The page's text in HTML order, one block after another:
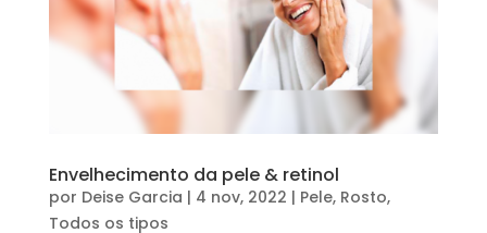
Envelhecimento da pele & retinol
por Deise Garcia | 4 nov, 2022 | Pele, Rosto,
Todos os tipos